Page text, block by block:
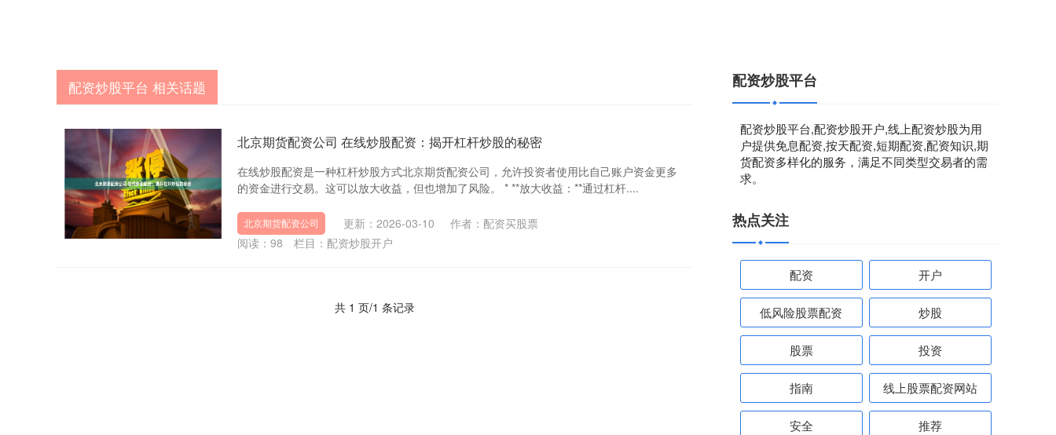
配资炒股平台 相关话题
北京期货配资公司 在线炒股配资：揭开杠杆炒股的秘密
在线炒股配资是一种杠杆炒股方式北京期货配资公司，允许投资者使用比自己账户资金更多
的资金进行交易。这可以放大收益，但也增加了风险。 * **放大收益：**通过杠杆....
北京期货配资公司 更新：2026-03-10
作者：配资买股票
阅读： 98 栏目： 配资炒股开户
共 1 页/1 条记录
配资炒股平台
配资炒股平台,配资炒股开户,线上配资炒股为用
户提供免息配资,按天配资,短期配资,配资知识,期
货配资多样化的服务，满足不同类型交易者的需
求。
热点关注
配资 开户
低风险股票配资 炒股
股票 投资
指南 线上股票配资网站
安全 推荐